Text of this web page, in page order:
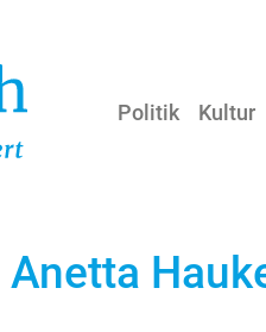
Politik Kultur
Anetta